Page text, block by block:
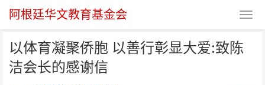
阿根廷华文教育基金会
以体育凝聚侨胞 以善行彰显大爱:致陈
洁会长的感谢信